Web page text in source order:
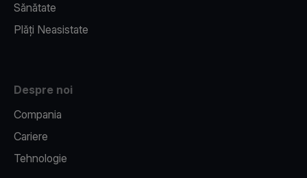
Sănătate
Plăți Neasistate
Despre noi
Compania
Cariere
Tehnologie